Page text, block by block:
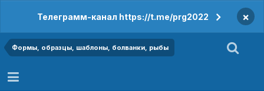
Телеграмм-канал https://t.me/prg2022 ×
Формы, образцы, шаблоны, болванки, рыбы